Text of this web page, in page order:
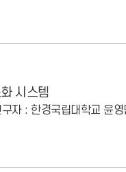
시스템
자 : 한경국립대학교 윤영